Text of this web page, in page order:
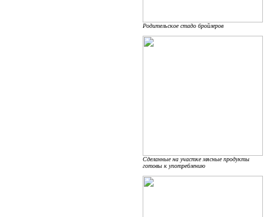
Родительское стадо бройлеров
Сделанные на участке мясные продукты
готовы к употреблению